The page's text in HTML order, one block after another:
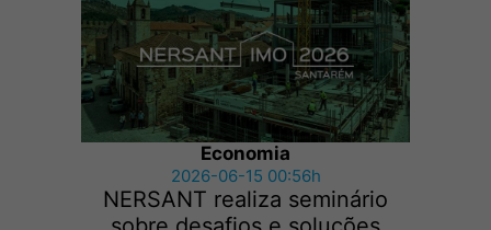
Economia
2026-06-15 00:56h
NERSANT realiza seminário